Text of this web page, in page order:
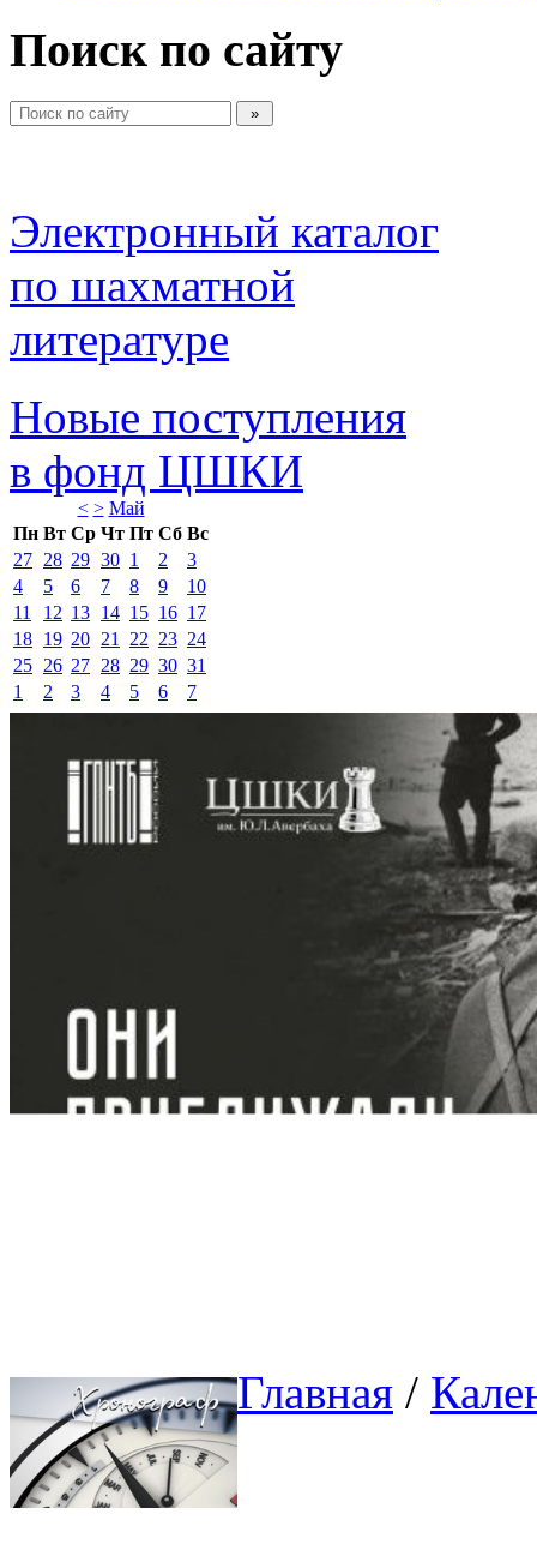
Поиск по сайту
Электронный каталог
по шахматной
литературе
Новые поступления
в фонд ЦШКИ
< > Май
Пн Вт Ср Чт Пт Сб Вс
27 28 29 30 1 2
3
4
5 6 7 8 9
10
11
12 13 14 15 16 17
18 19 20 21 22 23 24
25 26 27 28 29 30 31
1
2 3 4 5 6 7
Главная /